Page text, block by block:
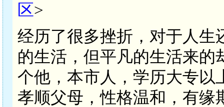
区>
经历了很多挫折，对于人生
的生活，但平凡的生活来
个他，本市人，学历大专以
孝顺父母，性格温和，有缘